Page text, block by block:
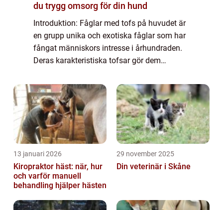
du trygg omsorg för din hund
Introduktion: Fåglar med tofs på huvudet är
en grupp unika och exotiska fåglar som har
fångat människors intresse i århundraden.
Deras karakteristiska tofsar gör dem
fågelälskare och privatpersoner som är
fascine...
13 januari 2026
Kiropraktor häst: när, hur
och varför manuell
behandling hjälper hästen
29 november 2025
Din veterinär i Skåne